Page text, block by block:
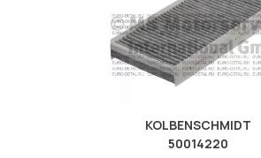
KOLBENSCHMIDT
50014220